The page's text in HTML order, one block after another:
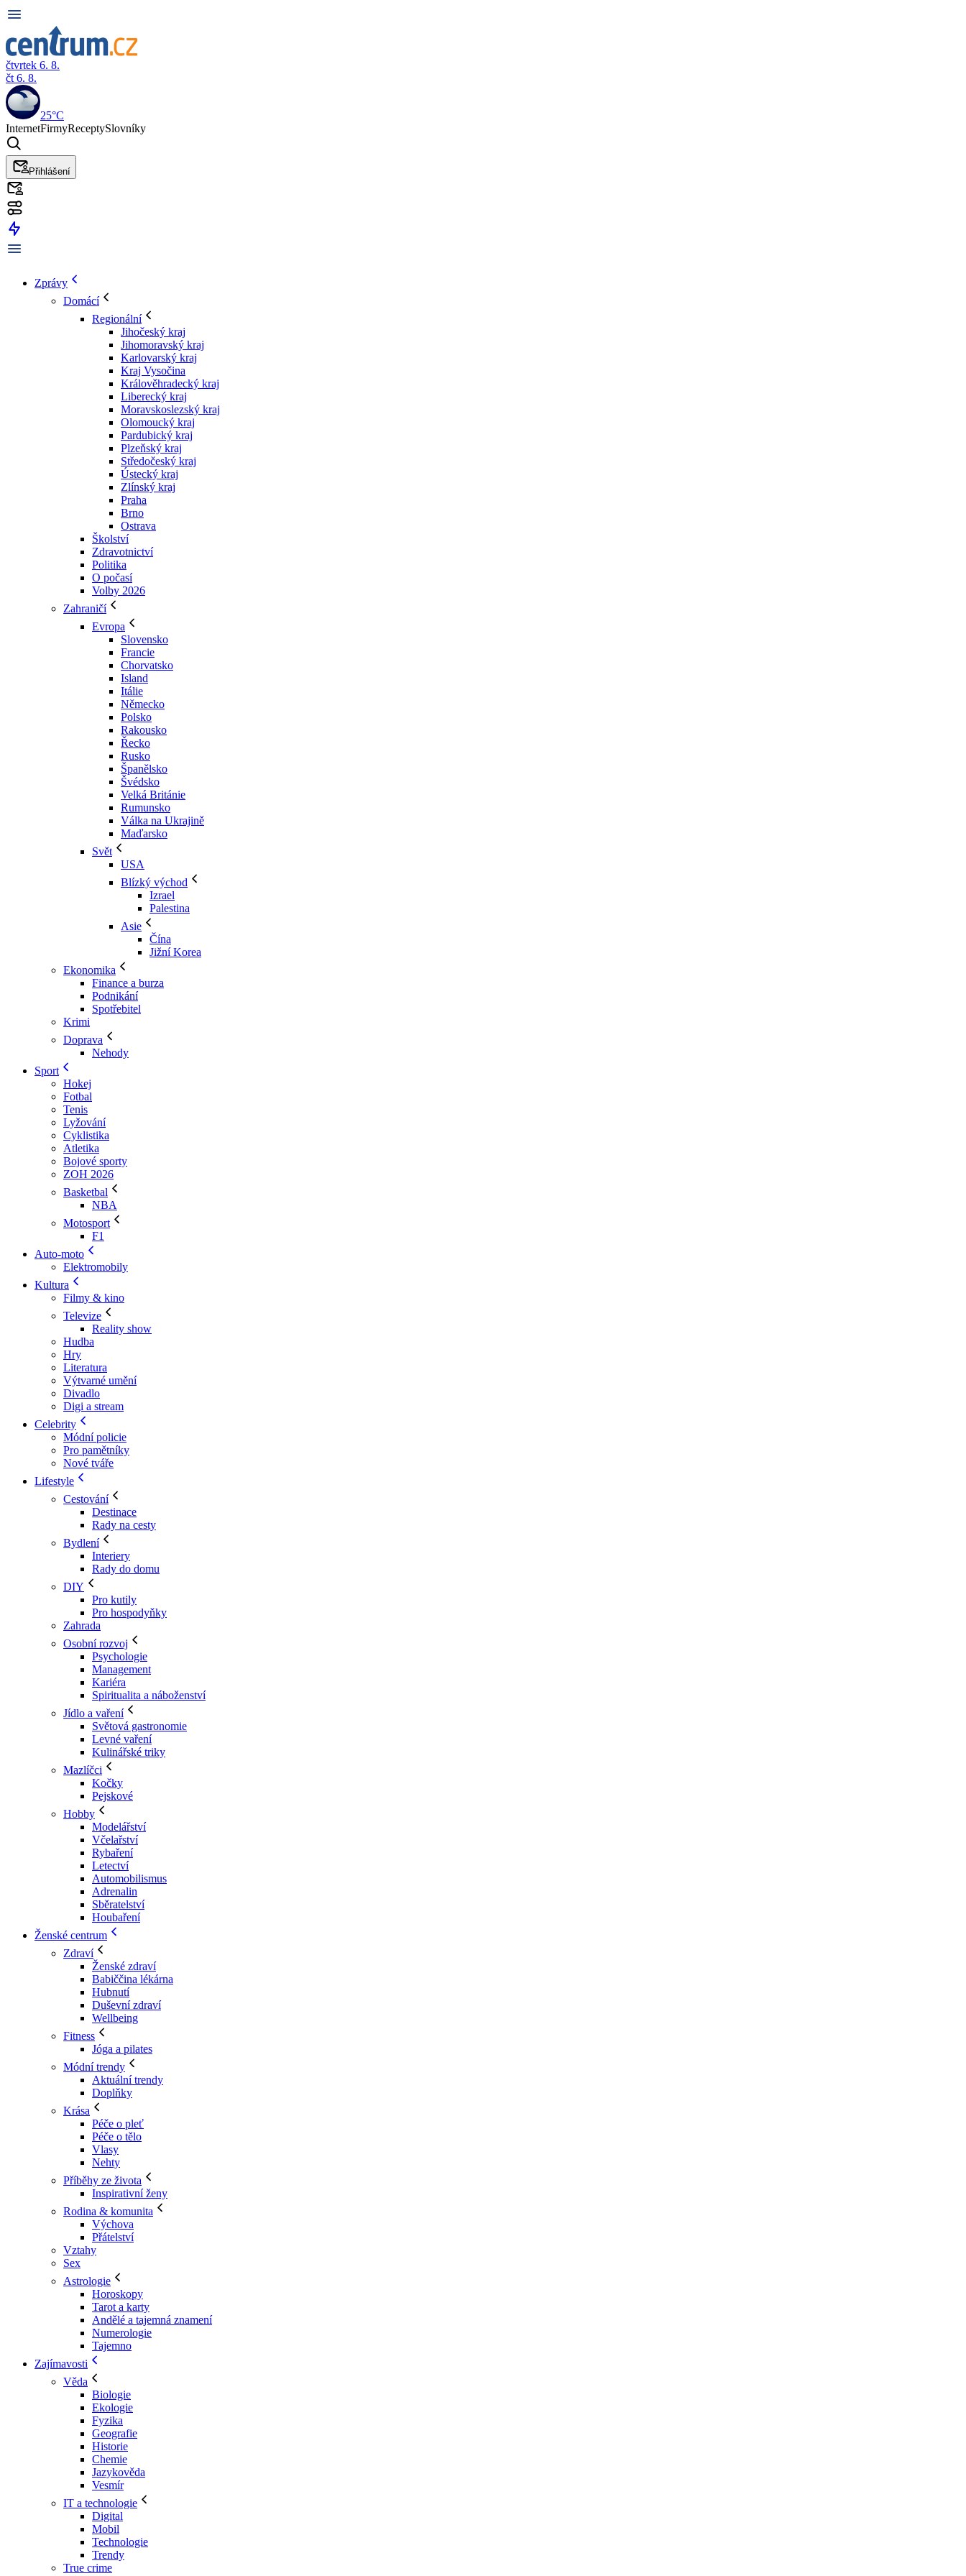
čtvrtek 6. 8.
čt 6. 8.
25°C
InternetFirmyReceptySlovníky
Přihlášení
Zprávy
Domácí
Regionální
Jihočeský kraj
Jihomoravský kraj
Karlovarský kraj
Kraj Vysočina
Králověhradecký kraj
Liberecký kraj
Moravskoslezský kraj
Olomoucký kraj
Pardubický kraj
Plzeňský kraj
Středočeský kraj
Ústecký kraj
Zlínský kraj
Praha
Brno
Ostrava
Školství
Zdravotnictví
Politika
O počasí
Volby 2026
Zahraničí
Evropa
Slovensko
Francie
Chorvatsko
Island
Itálie
Německo
Polsko
Rakousko
Řecko
Rusko
Španělsko
Švédsko
Velká Británie
Rumunsko
Válka na Ukrajině
Maďarsko
Svět
USA
Blízký východ
Izrael
Palestina
Asie
Čína
Jižní Korea
Ekonomika
Finance a burza
Podnikání
Spotřebitel
Krimi
Doprava
Nehody
Sport
Hokej
Fotbal
Tenis
Lyžování
Cyklistika
Atletika
Bojové sporty
ZOH 2026
Basketbal
NBA
Motosport
F1
Auto-moto
Elektromobily
Kultura
Filmy & kino
Televize
Reality show
Hudba
Hry
Literatura
Výtvarné umění
Divadlo
Digi a stream
Celebrity
Módní policie
Pro pamětníky
Nové tváře
Lifestyle
Cestování
Destinace
Rady na cesty
Bydlení
Interiery
Rady do domu
DIY
Pro kutily
Pro hospodyňky
Zahrada
Osobní rozvoj
Psychologie
Management
Kariéra
Spiritualita a náboženství
Jídlo a vaření
Světová gastronomie
Levné vaření
Kulinářské triky
Mazlíčci
Kočky
Pejskové
Hobby
Modelářství
Včelařství
Rybaření
Letectví
Automobilismus
Adrenalin
Sběratelství
Houbaření
Ženské centrum
Zdraví
Ženské zdraví
Babiččina lékárna
Hubnutí
Duševní zdraví
Wellbeing
Fitness
Jóga a pilates
Módní trendy
Aktuální trendy
Doplňky
Krása
Péče o pleť
Péče o tělo
Vlasy
Nehty
Příběhy ze života
Inspirativní ženy
Rodina & komunita
Výchova
Přátelství
Vztahy
Sex
Astrologie
Horoskopy
Tarot a karty
Andělé a tajemná znamení
Numerologie
Tajemno
Zajímavosti
Věda
Biologie
Ekologie
Fyzika
Geografie
Historie
Chemie
Jazykověda
Vesmír
IT a technologie
Digital
Mobil
Technologie
Trendy
True crime